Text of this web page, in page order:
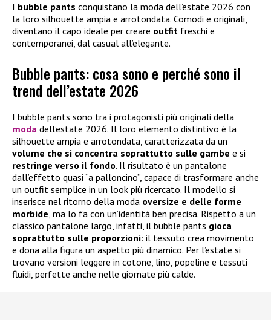
I bubble pants conquistano la moda dell’estate 2026 con
la loro silhouette ampia e arrotondata. Comodi e originali,
diventano il capo ideale per creare outfit freschi e
contemporanei, dal casual all’elegante.
Bubble pants: cosa sono e perché sono il
trend dell’estate 2026
I bubble pants sono tra i protagonisti più originali della
moda dell’estate 2026. Il loro elemento distintivo è la
silhouette ampia e arrotondata, caratterizzata da un
volume che si concentra soprattutto sulle gambe e si
restringe verso il fondo. Il risultato è un pantalone
dall’effetto quasi “a palloncino”, capace di trasformare anche
un outfit semplice in un look più ricercato. Il modello si
inserisce nel ritorno della moda oversize e delle forme
morbide, ma lo fa con un’identità ben precisa. Rispetto a un
classico pantalone largo, infatti, il bubble pants gioca
soprattutto sulle proporzioni: il tessuto crea movimento
e dona alla figura un aspetto più dinamico. Per l’estate si
trovano versioni leggere in cotone, lino, popeline e tessuti
fluidi, perfette anche nelle giornate più calde.